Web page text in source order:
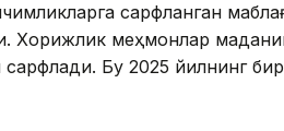
сарфланган
Хорижлик меҳмонлар
Бу 2025 йилнинг